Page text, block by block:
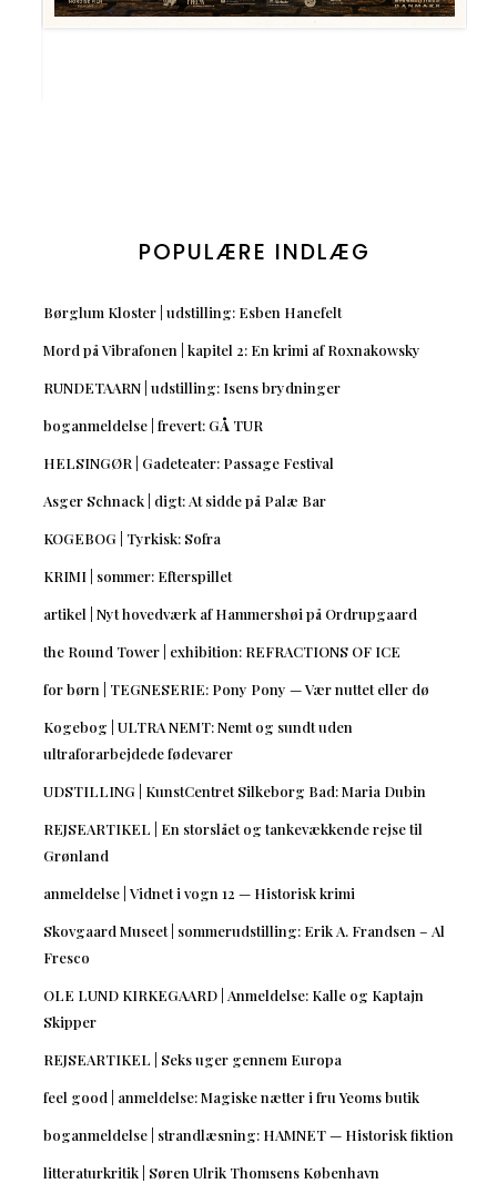
POPULÆRE INDLÆG
Børglum Kloster | udstilling: Esben Hanefelt
Mord på Vibrafonen | kapitel 2: En krimi af Roxnakowsky
RUNDETAARN | udstilling: Isens brydninger
boganmeldelse | frevert: GÅ TUR
HELSINGØR | Gadeteater: Passage Festival
Asger Schnack | digt: At sidde på Palæ Bar
KOGEBOG | Tyrkisk: Sofra
KRIMI | sommer: Efterspillet
artikel | Nyt hovedværk af Hammershøi på Ordrupgaard
the Round Tower | exhibition: REFRACTIONS OF ICE
for børn | TEGNESERIE: Pony Pony — Vær nuttet eller dø
Kogebog | ULTRA NEMT: Nemt og sundt uden
ultraforarbejdede fødevarer
UDSTILLING | KunstCentret Silkeborg Bad: Maria Dubin
REJSEARTIKEL | En storslået og tankevækkende rejse til
Grønland
anmeldelse | Vidnet i vogn 12 — Historisk krimi
Skovgaard Museet | sommerudstilling: Erik A. Frandsen – Al
Fresco
OLE LUND KIRKEGAARD | Anmeldelse: Kalle og Kaptajn
Skipper
REJSEARTIKEL | Seks uger gennem Europa
feel good | anmeldelse: Magiske nætter i fru Yeoms butik
boganmeldelse | strandlæsning: HAMNET — Historisk fiktion
litteraturkritik | Søren Ulrik Thomsens København